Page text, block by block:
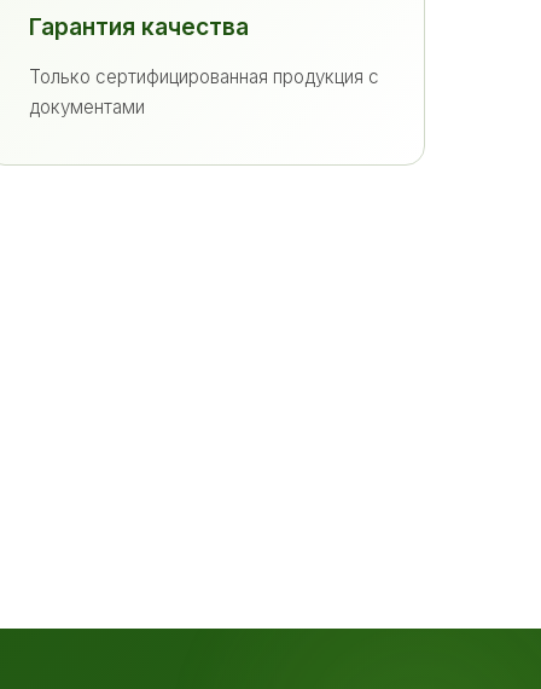
Гарантия качества
Только сертифицированная продукция с
документами